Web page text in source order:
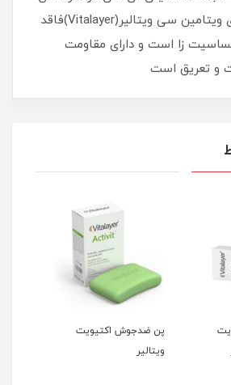
کرم ضدآفتاب حاوی ویتامین سی ویتالیر(Vitalayer)فاقد
حساسیت زا است و دارای مقاومت
و تعریق است
پن ضدجوش اکتیویت
ویتالیر